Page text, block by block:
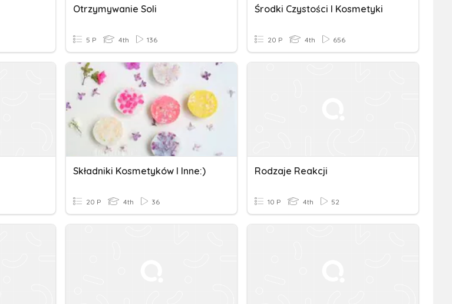
Otrzymywanie Soli
5 P 4th 136
Środki Czystości I Kosmetyki
20 P 4th 656
Składniki Kosmetyków I Inne:)
20 P 4th 36
Rodzaje Reakcji
10 P 4th 52